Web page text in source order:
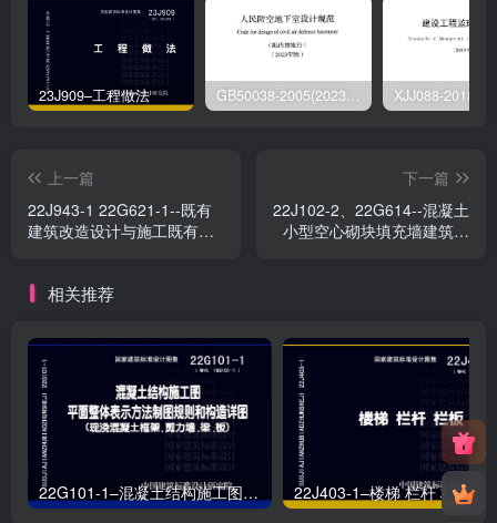
23J909–工程做法 GB50038-2005(2023版)–人民防空地下室设计规范
上一篇
22J943-1 22G621-1--既有
建筑改造设计与施工既有住
下一篇
22J102-2、22G614--混凝土
小型空心砌块填充墙建筑、
相关推荐
22G101-1–混凝土结构施工图平面整体表示方法制图规则和构造详图（现浇混凝土框架、剪力墙、梁、板）